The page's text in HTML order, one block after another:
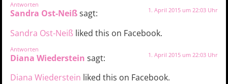
Antworten
Sandra Ost-Neißsagt: 1. April 2015 um 22:03 Uhr
Sandra Ost-Neiß liked this on Facebook.
Antworten
Diana Wiederstein sagt: 1. April 2015 um 22:03 Uhr
Diana Wiederstein liked this on Facebook.